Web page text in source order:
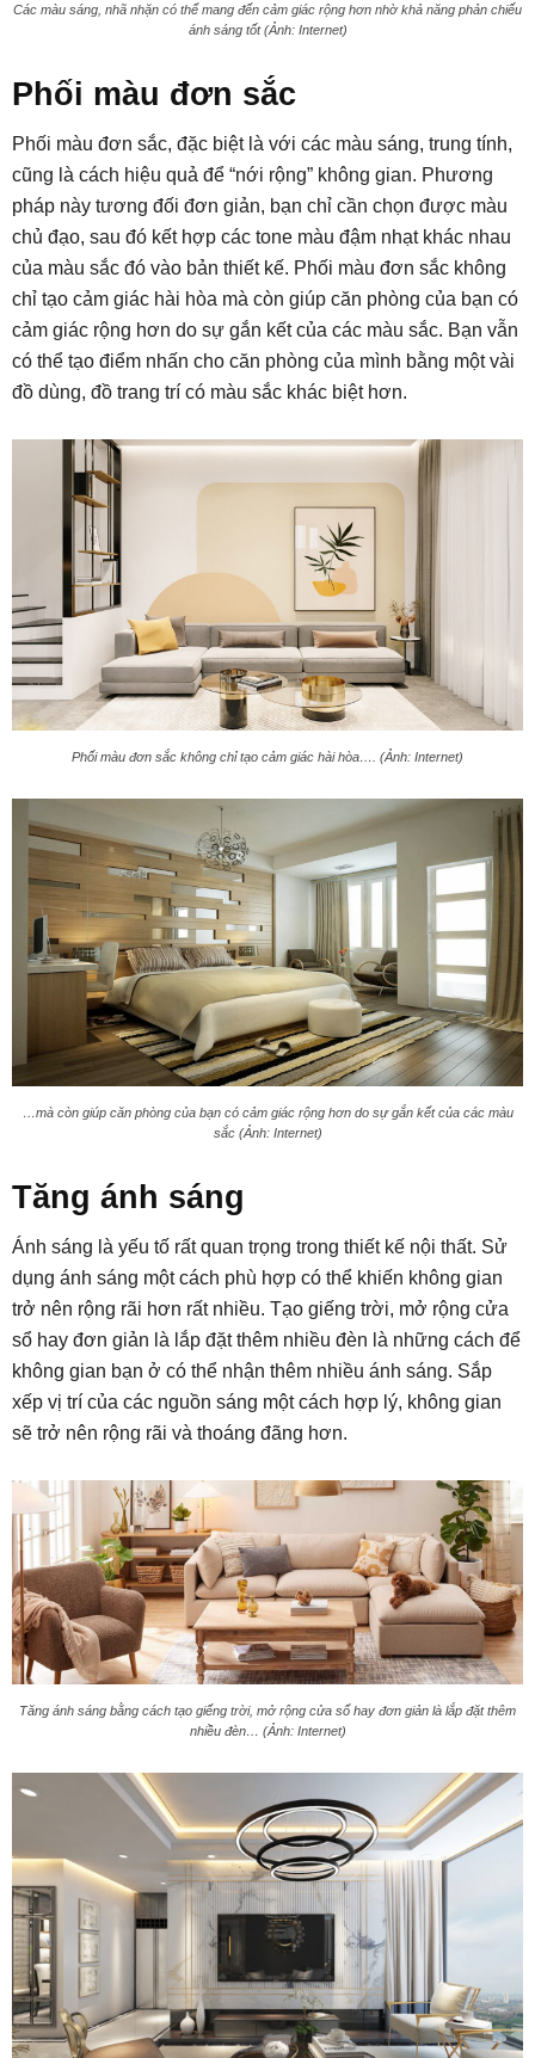
Các màu sáng, nhã nhặn có thể mang đến cảm giác rộng hơn nhờ khả năng phản chiếu
ánh sáng tốt (Ảnh: Internet)
Phối màu đơn sắc
Phối màu đơn sắc, đặc biệt là với các màu sáng, trung tính,
cũng là cách hiệu quả để “nới rộng” không gian. Phương
pháp này tương đối đơn giản, bạn chỉ cần chọn được màu
chủ đạo, sau đó kết hợp các tone màu đậm nhạt khác nhau
của màu sắc đó vào bản thiết kế. Phối màu đơn sắc không
chỉ tạo cảm giác hài hòa mà còn giúp căn phòng của bạn có
cảm giác rộng hơn do sự gắn kết của các màu sắc. Bạn vẫn
có thể tạo điểm nhấn cho căn phòng của mình bằng một vài
đồ dùng, đồ trang trí có màu sắc khác biệt hơn.
Phối màu đơn sắc không chỉ tạo cảm giác hài hòa…. (Ảnh: Internet)
…mà còn giúp căn phòng của bạn có cảm giác rộng hơn do sự gắn kết của các màu
sắc (Ảnh: Internet)
Tăng ánh sáng
Ánh sáng là yếu tố rất quan trọng trong thiết kế nội thất. Sử
dụng ánh sáng một cách phù hợp có thể khiến không gian
trở nên rộng rãi hơn rất nhiều. Tạo giếng trời, mở rộng cửa
sổ hay đơn giản là lắp đặt thêm nhiều đèn là những cách để
không gian bạn ở có thể nhận thêm nhiều ánh sáng. Sắp
xếp vị trí của các nguồn sáng một cách hợp lý, không gian
sẽ trở nên rộng rãi và thoáng đãng hơn.
Tăng ánh sáng bằng cách tạo giếng trời, mở rộng cửa sổ hay đơn giản là lắp đặt thêm
nhiều đèn… (Ảnh: Internet)